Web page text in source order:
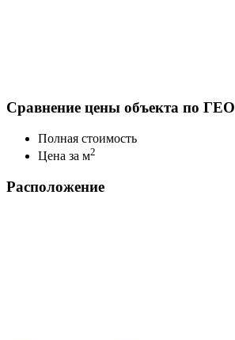
Сравнение цены объекта по ГЕО
Полная стоимость
Цена за м2
Расположение